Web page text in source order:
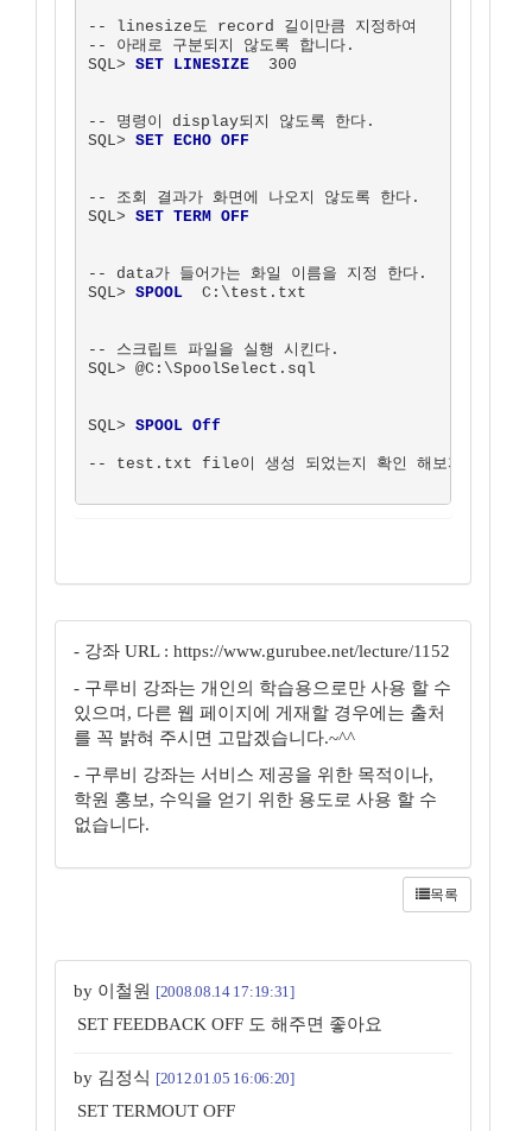
-- linesize도 record 길이만큼 지정하여
-- 아래로 구분되지 않도록 합니다.
SQL> SET LINESIZE
  300
-- 명령이 display되지 않도록 한다.
SQL> SET ECHO OFF
-- 조회 결과가 화면에 나오지 않도록 한다.
SQL> SET TERM OFF
-- data가 들어가는 화일 이름을 지정 한다.
SQL> SPOOL
  C:\test.txt
-- 스크립트 파일을 실행 시킨다.
SQL> @C:\SpoolSelect.sql
SQL> SPOOL Off
-- test.txt file이 생성 되었는지 확인 해보자.
- 강좌 URL : https://www.gurubee.net/lecture/1152
- 구루비 강좌는 개인의 학습용으로만 사용 할 수
있으며, 다른 웹 페이지에 게재할 경우에는 출처
를 꼭 밝혀 주시면 고맙겠습니다.~^^
- 구루비 강좌는 서비스 제공을 위한 목적이나,
학원 홍보, 수익을 얻기 위한 용도로 사용 할 수
없습니다.
목록
by 이철원 [2008.08.14 17:19:31]
SET FEEDBACK OFF 도 해주면 좋아요
by 김정식 [2012.01.05 16:06:20]
SET TERMOUT OFF